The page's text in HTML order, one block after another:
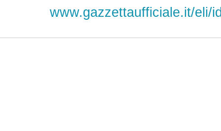
www.gazzettaufficiale.it/eli/